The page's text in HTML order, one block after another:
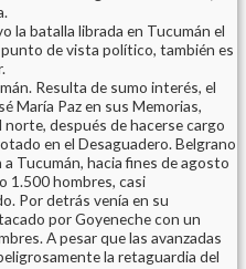
la batalla librada en Tucumán el
de vista político, también es
Resulta de sumo interés, el
María Paz en sus Memorias,
después de hacerse cargo
en el Desaguadero. Belgrano
Tucumán, hacia fines de agosto
1.500 hombres, casi
Por detrás venía en su
por Goyeneche con un
A pesar que las avanzadas
la retaguardia del